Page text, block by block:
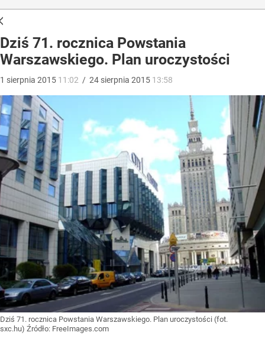
Dziś 71. rocznica Powstania
Warszawskiego. Plan uroczystości
1 sierpnia 2015 11:02 / 24 sierpnia 2015 13:58
Dziś 71. rocznica Powstania Warszawskiego. Plan uroczystości (fot.
sxc.hu) Źródło: FreeImages.com